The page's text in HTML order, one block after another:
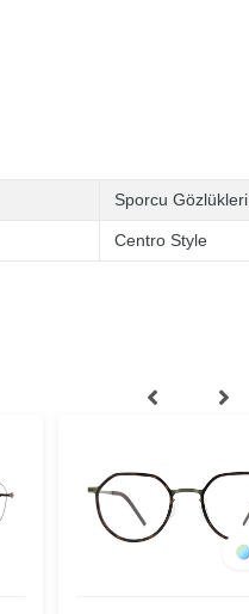
Sporcu Gözlükleri
Centro Style